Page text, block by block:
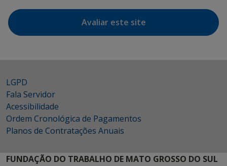
Avaliar este site
LGPD
Fala Servidor
Acessibilidade
Ordem Cronológica de Pagamentos
Planos de Contratações Anuais
FUNDAÇÃO DO TRABALHO DE MATO GROSSO DO SUL